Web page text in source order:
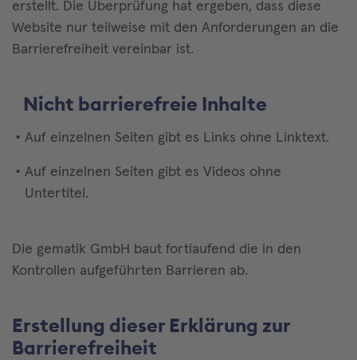
erstellt. Die Überprüfung hat ergeben, dass diese
Website nur teilweise mit den Anforderungen an die
Barrierefreiheit vereinbar ist.
Nicht barrierefreie Inhalte
Auf einzelnen Seiten gibt es Links ohne Linktext.
Auf einzelnen Seiten gibt es Videos ohne
Untertitel.
Die gematik GmbH baut fortlaufend die in den
Kontrollen aufgeführten Barrieren ab.
Erstellung dieser Erklärung zur
Barrierefreiheit